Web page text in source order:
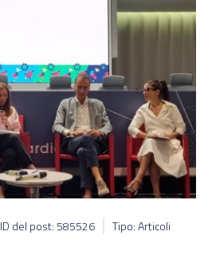
ID del post: 585526 Tipo: Articoli